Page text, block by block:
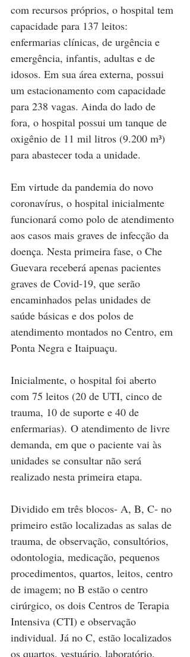
com recursos próprios, o hospital tem
capacidade para 137 leitos:
enfermarias clínicas, de urgência e
emergência, infantis, adultas e de
idosos. Em sua área externa, possui
um estacionamento com capacidade
para 238 vagas. Ainda do lado de
fora, o hospital possui um tanque de
oxigênio de 11 mil litros (9.200 m³)
para abastecer toda a unidade.
Em virtude da pandemia do novo
coronavírus, o hospital inicialmente
funcionará como polo de atendimento
aos casos mais graves de infecção da
doença. Nesta primeira fase, o Che
Guevara receberá apenas pacientes
graves de Covid-19, que serão
encaminhados pelas unidades de
saúde básicas e dos polos de
atendimento montados no Centro, em
Ponta Negra e Itaipuaçu.
Inicialmente, o hospital foi aberto
com 75 leitos (20 de UTI, cinco de
trauma, 10 de suporte e 40 de
enfermarias). O atendimento de livre
demanda, em que o paciente vai às
unidades se consultar não será
realizado nesta primeira etapa.
Dividido em três blocos- A, B, C- no
primeiro estão localizadas as salas de
trauma, de observação, consultórios,
odontologia, medicação, pequenos
procedimentos, quartos, leitos, centro
de imagem; no B estão o centro
cirúrgico, os dois Centros de Terapia
Intensiva (CTI) e observação
individual. Já no C, estão localizados
os quartos, vestuário, laboratório,